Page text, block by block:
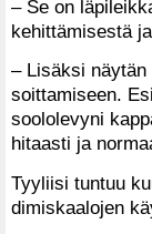
– Se on
kehittämisestä
– Lisäksi
soittamiseen.
soololevyni
hitaasti ja
Tyyliisi tuntuu
dimiskaalojen